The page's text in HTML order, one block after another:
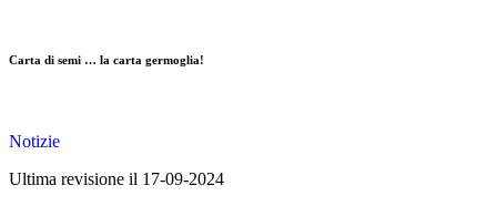
Carta di semi … la carta germoglia!
Notizie
Ultima revisione il 17-09-2024